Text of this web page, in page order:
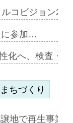
コビジョン
に参加…
化へ、検査・
まちづくり
地で再生事業